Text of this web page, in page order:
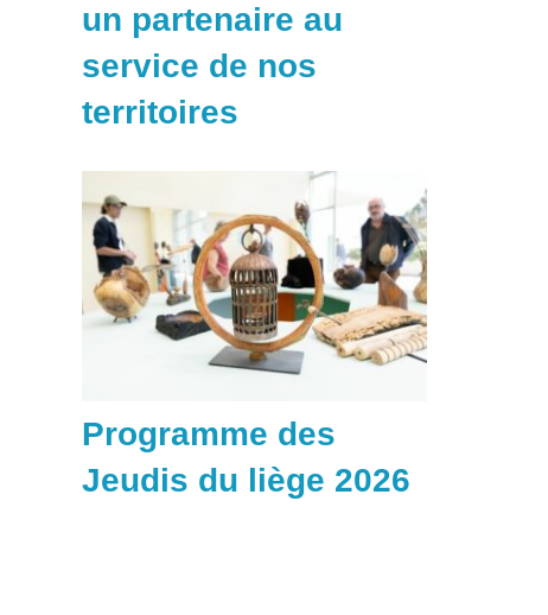
un partenaire au
service de nos
territoires
Programme des
Jeudis du liège 2026